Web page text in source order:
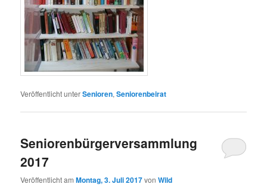
Veröffentlicht unterSenioren,Seniorenbeirat
Seniorenbürgerversammlung
2017
Veröffentlicht amMontag, 3. Juli 2017vonWild